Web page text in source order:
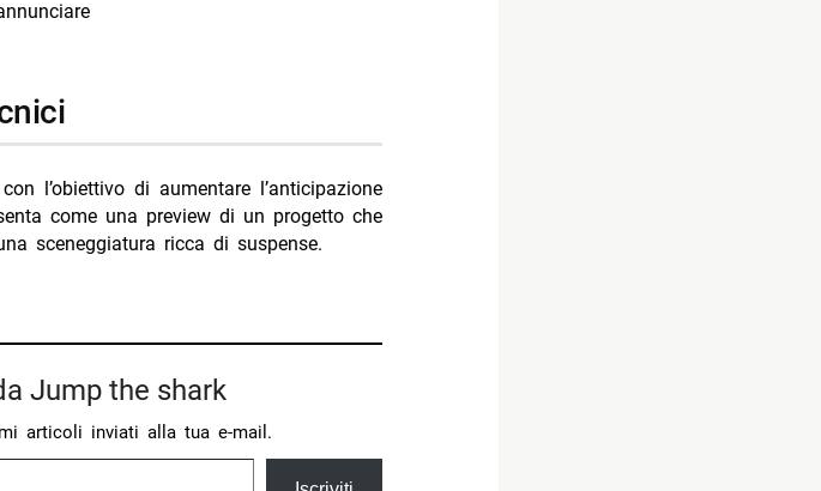
l’obiettivo di aumentare l’anticipazione
come una preview di un progetto che
sceneggiatura ricca di suspense.
Jump the shark
articoli inviati alla tua e-mail.